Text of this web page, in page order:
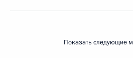
Показать следующие